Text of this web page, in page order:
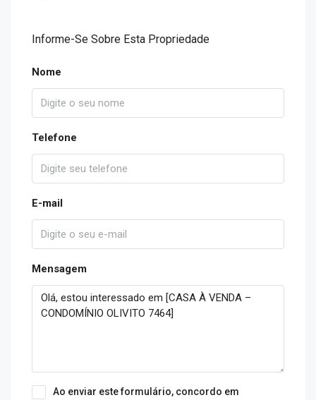
Informe-Se Sobre Esta Propriedade
Nome
Telefone
E-mail
Mensagem
Ao enviar este formulário, concordo em